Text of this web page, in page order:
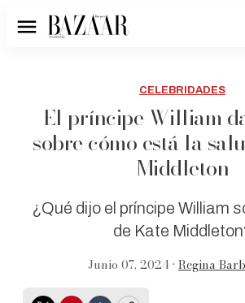
Menú
CELEBRIDADES
El príncipe William
sobre cómo está la
Middleton
¿Qué dijo el príncipe William
de Kate
Junio 07, 2024 • Regina